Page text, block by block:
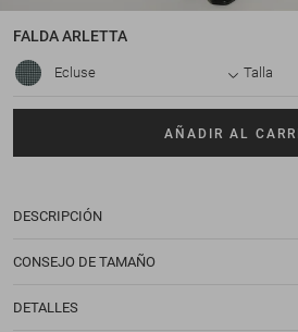
FALDAARLETTA
Ecluse Talla
AÑADIR AL
DESCRIPCIÓN
CONSEJO DE TAMAÑO
DETALLES